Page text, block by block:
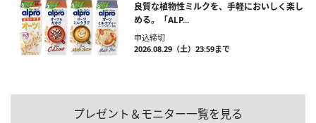
良質な植物性ミルクを、手軽においしく楽し
める。「ALP...
申込締切
2026.08.29（土）23:59まで
プレゼント＆モニター一覧を見る